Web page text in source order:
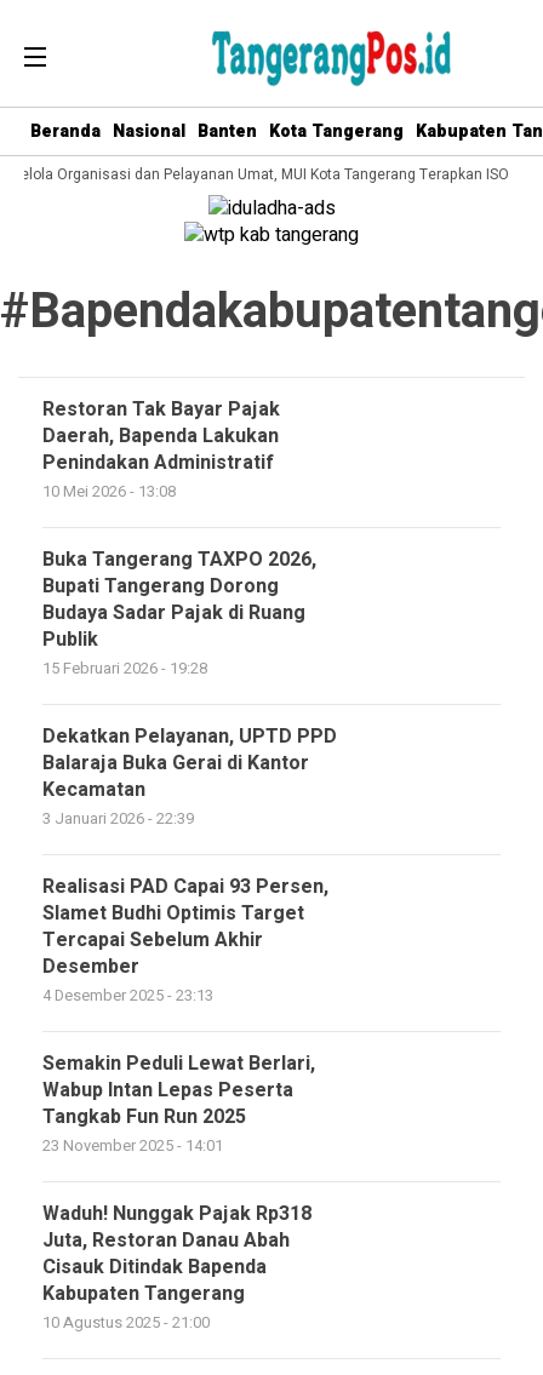
Beranda Nasional Banten Kota Tangerang Kabupaten
Kelola Organisasi dan Pelayanan Umat, MUI Kota Tangerang Terapkan ISO
Restoran Tak Bayar Pajak
Daerah, Bapenda Lakukan
Penindakan Administratif
10 Mei 2026 - 13:08
Buka Tangerang TAXPO 2026,
Bupati Tangerang Dorong
Budaya Sadar Pajak di Ruang
Publik
15 Februari 2026 - 19:28
Dekatkan Pelayanan, UPTD PPD
Balaraja Buka Gerai di Kantor
Kecamatan
3 Januari 2026 - 22:39
Realisasi PAD Capai 93 Persen,
Slamet Budhi Optimis Target
Tercapai Sebelum Akhir
Desember
4 Desember 2025 - 23:13
Semakin Peduli Lewat Berlari,
Wabup Intan Lepas Peserta
Tangkab Fun Run 2025
23 November 2025 - 14:01
Waduh! Nunggak Pajak Rp318
Juta, Restoran Danau Abah
Cisauk Ditindak Bapenda
Kabupaten Tangerang
10 Agustus 2025 - 21:00